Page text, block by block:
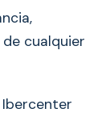
cualquier